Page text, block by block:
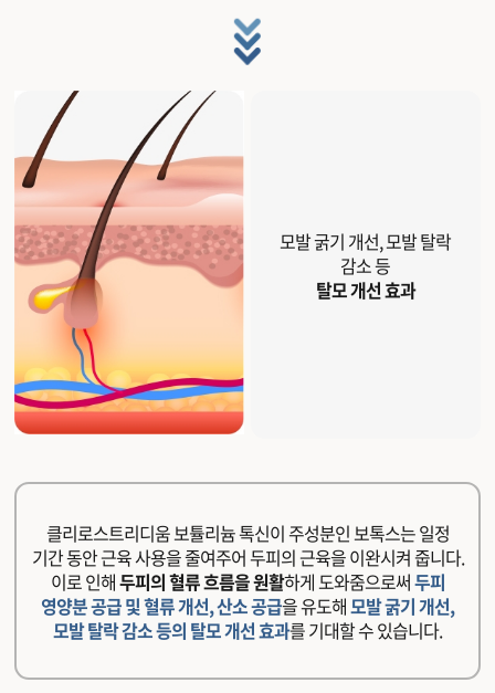
모발 굵기 개선, 모발 탈락
감소 등
탈모 개선 효과
클리로스트리디움 보튤리늄 톡신이 주성분인 보톡스는 일정
기간 동안 근육 사용을 줄여주어 두피의 근육을 이완시켜 줍니다.
이로 인해두피의 혈류 흐름을 원활하게 도와줌으로써두피
영양분 공급 및 혈류 개선, 산소 공급을 유도해모발 굵기 개선,
모발 탈락 감소 등의 탈모 개선 효과를 기대할 수 있습니다.